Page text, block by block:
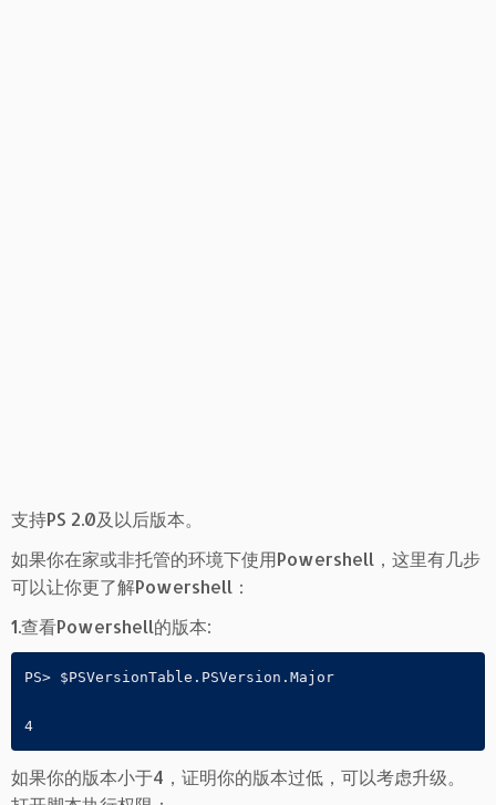
支持PS 2.0及以后版本。
如果你在家或非托管的环境下使用Powershell，这里有几步
可以让你更了解Powershell：
1.查看Powershell的版本:
PS> $PSVersionTable.PSVersion.Major
如果你的版本小于4，证明你的版本过低，可以考虑升级。